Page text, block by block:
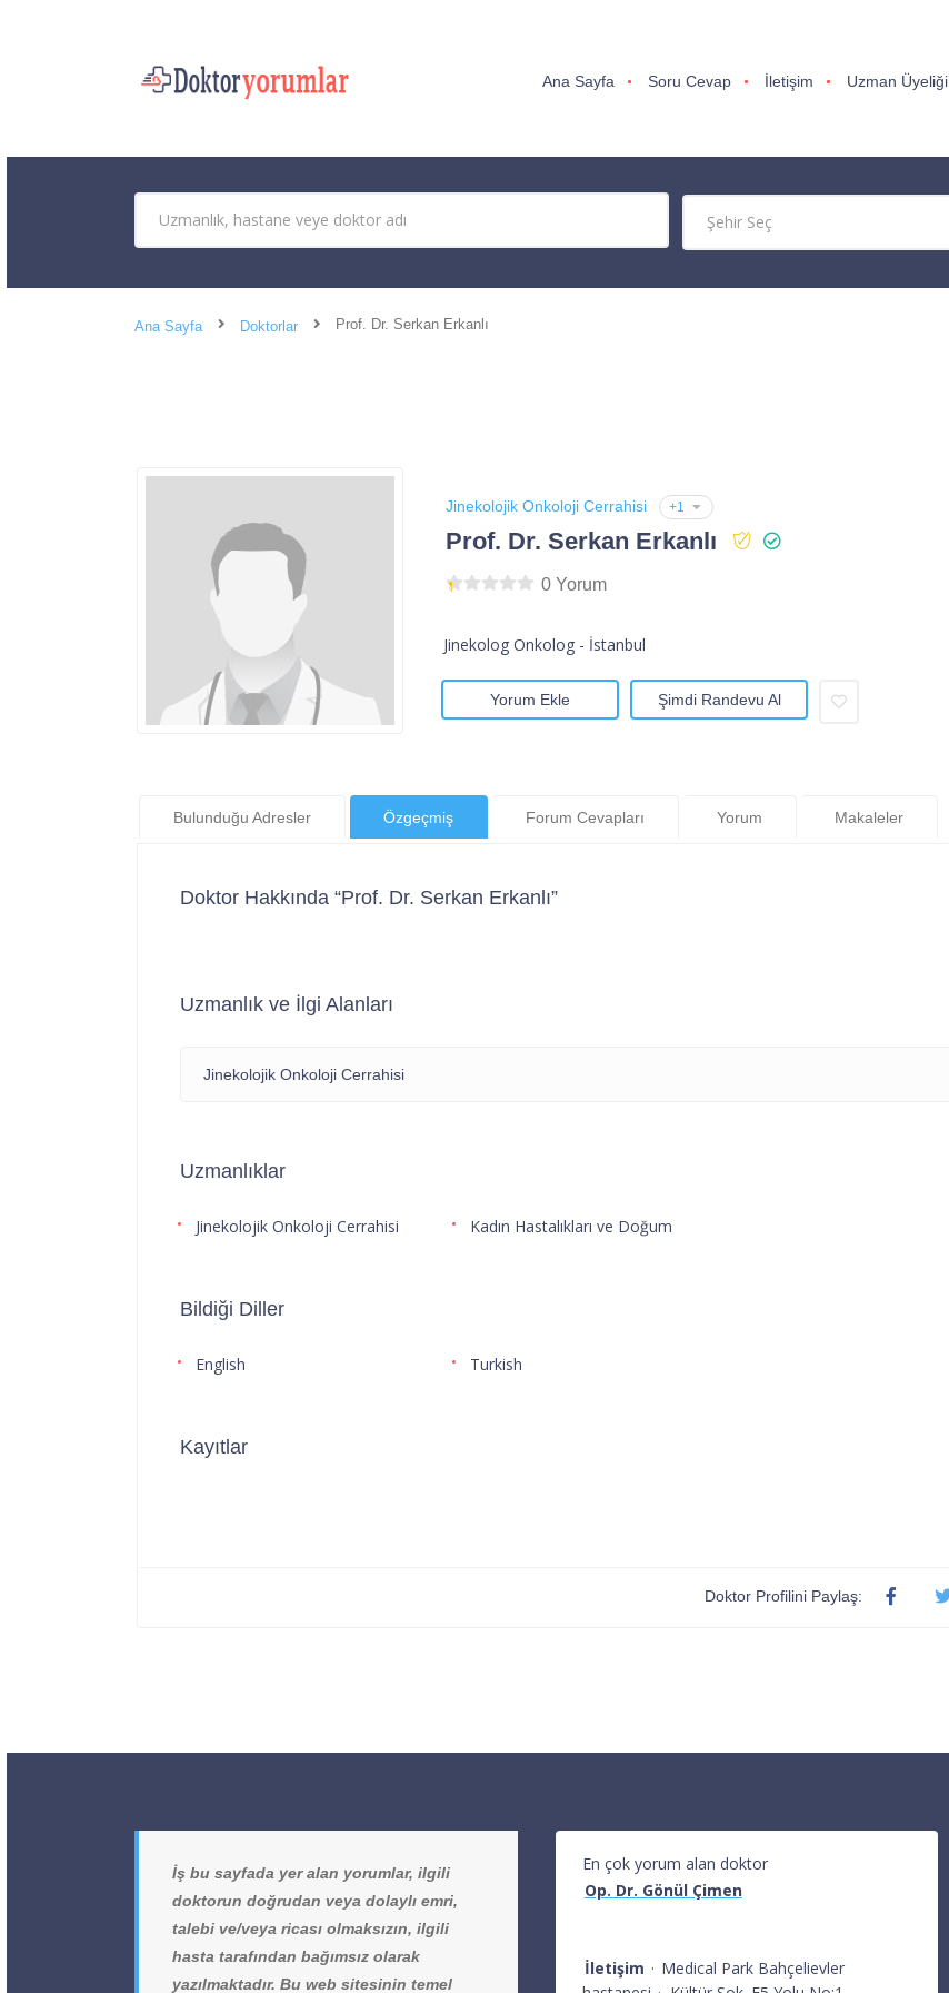
Ana Sayfa Soru Cevap İletişim Uzman Üyeliği
Ana Sayfa Doktorlar Prof. Dr. Serkan Erkanlı
Jinekolojik Onkoloji Cerrahisi +1
Prof. Dr. Serkan Erkanlı
0 Yorum
Jinekolog Onkolog - İstanbul
Yorum Ekle Şimdi Randevu Al
Bulunduğu Adresler Özgeçmiş Forum Cevapları Yorum Makaleler
Doktor Hakkında “Prof. Dr. Serkan Erkanlı”
Uzmanlık ve İlgi Alanları
Jinekolojik Onkoloji Cerrahisi
Uzmanlıklar
Jinekolojik Onkoloji Cerrahisi Kadın Hastalıkları ve Doğum
Bildiği Diller
English Turkish
Kayıtlar
Doktor Profilini Paylaş:
İş bu sayfada yer alan yorumlar, ilgili
doktorun doğrudan veya dolaylı emri,
talebi ve/veya ricası olmaksızın, ilgili
hasta tarafından bağımsız olarak
yazılmaktadır. Bu web sitesinin temel
En çok yorum alan doktor
Op. Dr. Gönül Çimen
İletişim · Medical Park Bahçelievler